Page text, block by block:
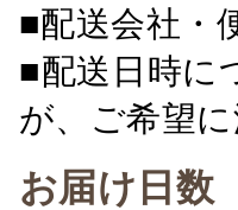
■配送会社・
■配送日時に
が、ご希望
お届け日数